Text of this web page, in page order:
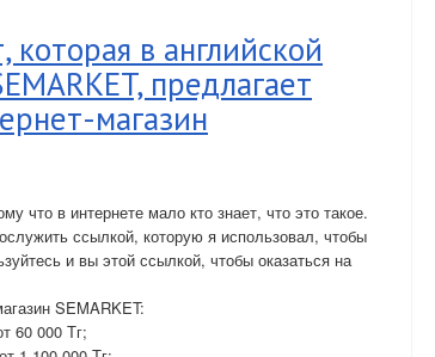
в английской
предлагает
магазин
что в интернете мало кто знает, что это такое.
ссылкой, которую я использовал, чтобы
и вы этой ссылкой, чтобы оказаться на
SEMARKET:
60 000 Тг;